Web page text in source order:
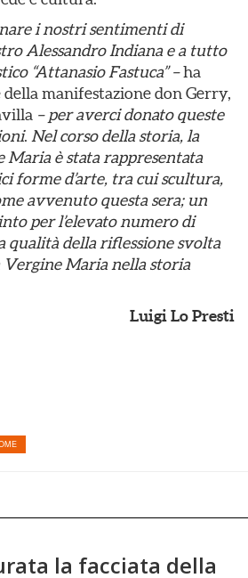
i nostri sentimenti di
Alessandro Indiana e a tutto
“Attanasio Fastuca” –ha
manifestazione don Gerry,
– per averci donato queste
. Nel corso della storia, la
Maria è stata rappresentata
forme d’arte, tra cui scultura,
avvenuto questa sera; un
per l’elevato numero di
qualità della riflessione svolta
Vergine Maria nella storia
Luigi Lo Presti
la facciata della